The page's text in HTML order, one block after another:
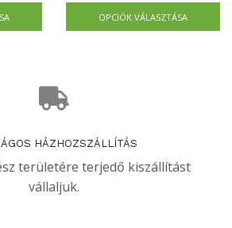
OPCIÓK VÁLASZTÁSA
HÁZHOZSZÁLLÍTÁS
területére terjedő kiszállítást
vállaljuk.